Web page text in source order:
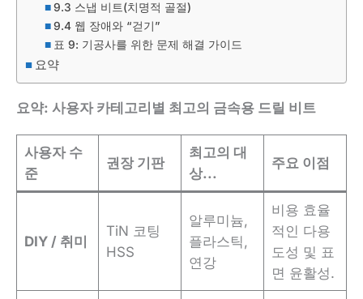
9.3 스냅 비트(치명적 골절)
9.4 웹 장애와 “걷기”
표 9: 기공사를 위한 문제 해결 가이드
요약
요약: 사용자 카테고리별 최고의 금속용 드릴 비트
사용자 수
준
권장 기판
최고의 대
상...
주요 이점
DIY / 취미
TiN 코팅
HSS
알루미늄,
플라스틱,
연강
비용 효율
적인 다용
도성 및 표
면 윤활성.